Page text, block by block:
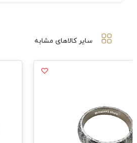
سایر کالاهای مشابه